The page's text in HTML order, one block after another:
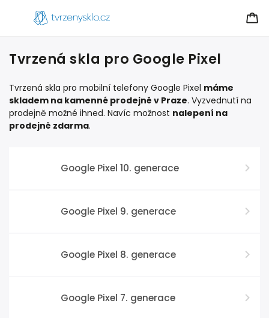
Tvrzená skla pro Google Pixel
Tvrzená skla pro mobilní telefony Google Pixel máme
skladem na kamenné prodejně v Praze. Vyzvednutí na
prodejně možné ihned. Navíc možnost nalepení na
prodejně zdarma.
Google Pixel 10. generace
Google Pixel 9. generace
Google Pixel 8. generace
Google Pixel 7. generace